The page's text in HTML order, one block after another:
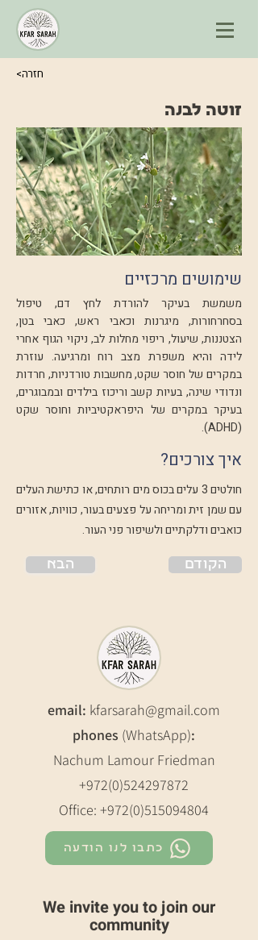
<חזרה
זוטה לבנה
שימושים מרכזיים
משמשת בעיקר להורדת לחץ דם, טיפול
בסחרחורות, מיגרנות וכאבי ראש, כאבי בטן,
הצטננות, שיעול, ריפוי מחלות לב, ניקוי הגוף אחרי
לידה והיא משפרת מצב רוח ומרגיעה. עוזרת
במקרים של חוסר שקט, מחשבות טורדניות, חרדות
ונדודי שינה, בעיות קשב וריכוז בילדים ובמבוגרים,
בעיקר במקרים של היפראקטיביות וחוסר שקט
(ADHD).
איך צורכים?
חולטים 3 עלים בכוס מים רותחים, או כתישת העלים
עם שמן זית ומריחה על פצעים בעור, כוויות, אזורים
כואבים ודלקתיים ולשיפור פני העור.
הבא הקודם
email: kfarsarah@gmail.com
phones (WhatsApp):
Nachum Lamour Friedman
+972(0)524297872
Office: +972(0)515094804
כתבו לנו הודעה
We invite you to join our
community